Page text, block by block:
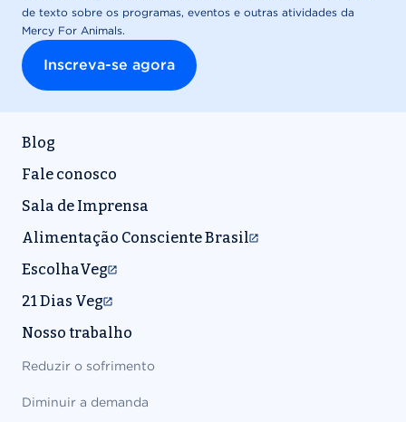
Blog
Fale conosco
Sala de Imprensa
Alimentação Consciente Brasil
EscolhaVeg
21 Dias Veg
Nosso trabalho
Reduzir o sofrimento
Diminuir a demanda